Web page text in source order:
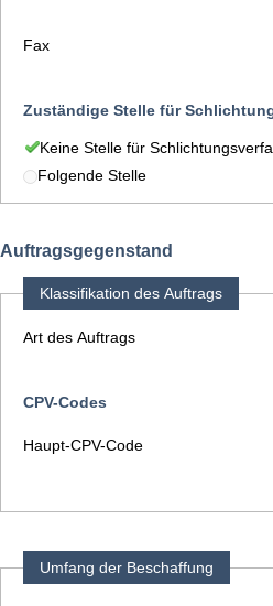
Fax
Zuständige Stelle für
Keine Stelle für
Folgende Stelle
Auftragsgegenstand
Klassifikation des Auftrags
Art des Auftrags
CPV-Codes
Haupt-CPV-Code
Umfang der Beschaffung